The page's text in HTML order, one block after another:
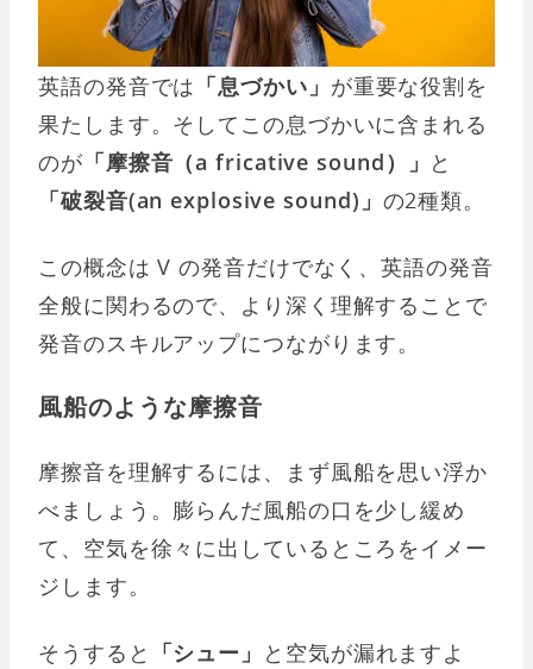
英語の発音では 「息づかい」 が重要な役割を
果たします。そしてこの息づかいに含まれる
のが 「摩擦音（a fricative sound）」 と
「破裂音(an explosive sound)」 の2種類。
この概念は V の発音だけでなく、英語の発音
全般に関わるので、より深く理解することで
発音のスキルアップにつながります。
風船のような摩擦音
摩擦音を理解するには、まず風船を思い浮か
べましょう。膨らんだ風船の口を少し緩め
て、空気を徐々に出しているところをイメー
ジします。
そうすると 「シュー」 と空気が漏れますよ